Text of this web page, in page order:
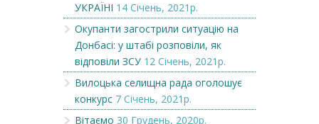
УКРАЇНІ 14 Січень, 2021р.
Окупанти загострили ситуацію на
Донбасі: у штабі розповіли, як
відповіли ЗСУ 12 Січень, 2021р.
Вилоцька селищна рада оголошує
конкурс 7 Січень, 2021р.
Вітаємо 30 Грудень, 2020р.